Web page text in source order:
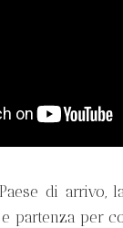
di arrivo,
partenza per